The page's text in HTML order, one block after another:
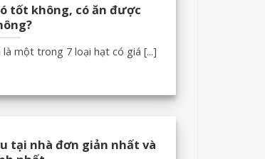
tốt không, có ăn được
một trong 7 loại hạt có giá [...]
tại nhà đơn giản nhất và